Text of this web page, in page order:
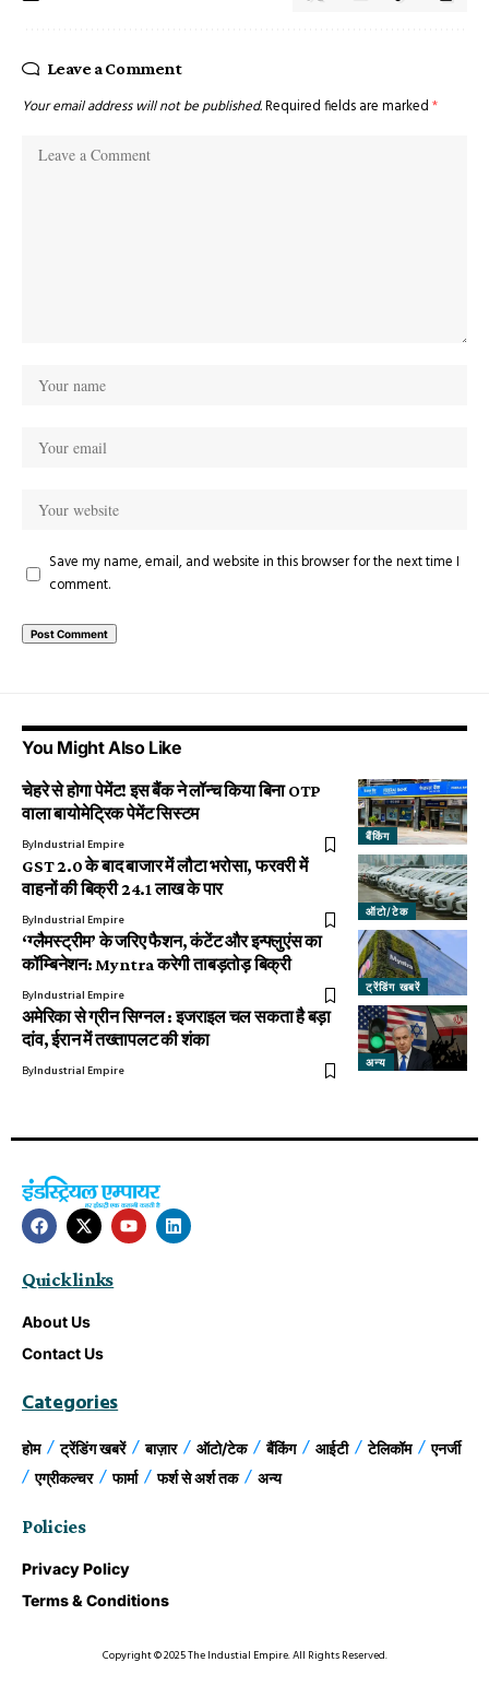
Leave a Comment
Your email address will not be published.Required fields are marked *
Save my name, email, and website in this browser for the next time I
comment.
You Might Also Like
बैंकिंग
चेहरे से होगा पेमेंट! इस बैंक ने लॉन्च किया बिना OTP
वाला बायोमेट्रिक पेमेंट सिस्टम
ByIndustrial Empire
ऑटो/टेक
GST 2.0 के बाद बाजार में लौटा भरोसा, फरवरी में
वाहनों की बिक्री 24.1 लाख के पार
ByIndustrial Empire
ट्रेंडिंग खबरें
‘ग्लैमस्ट्रीम’ के जरिए फैशन, कंटेंट और इन्फ्लुएंस का
कॉम्बिनेशन: Myntra करेगी ताबड़तोड़ बिक्री
ByIndustrial Empire
अन्य
अमेरिका से ग्रीन सिग्नल : इजराइल चल सकता है बड़ा
दांव, ईरान में तख्तापलट की शंका
ByIndustrial Empire
Quick links
About Us
Contact Us
Categories
होम ट्रेंडिंग खबरें बाज़ार ऑटो/टेक बैंकिंग आईटी टेलिकॉम
एनर्जी
एग्रीकल्चर
फार्मा फर्श से अर्श तक अन्य
Policies
Privacy Policy
Terms & Conditions
Copyright © 2025 The Industial Empire. All Rights Reserved.